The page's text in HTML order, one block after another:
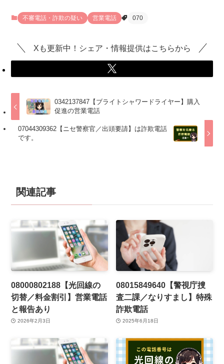
不審電話・詐欺の疑い 営業電話 070
Xも更新中！シェア・情報提供はこちらから
0342137847【ブライトシャワードライヤー】購入
促進の営業電話
07044309362【ニセ警察官／出頭要請】は詐欺電話
です。
関連記事
08000802188【光回線の
切替／料金割引】営業電話
と報告あり
2026年2月3日
08015849640【警視庁捜
査二課／なりすまし】特殊
詐欺電話
2025年6月18日